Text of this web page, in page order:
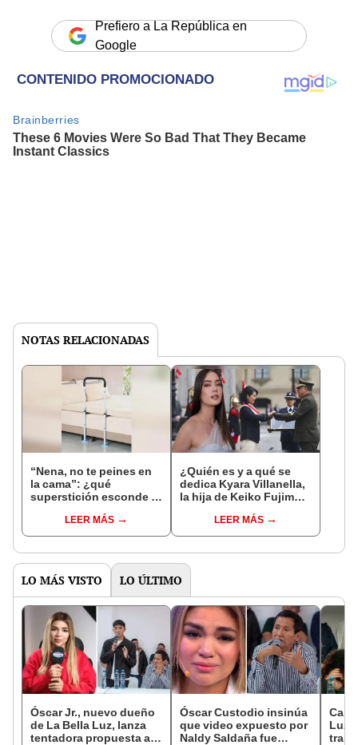
Prefiero a La República en
Google
NOTAS RELACIONADAS
“Nena, no te peines en
la cama”: ¿qué
superstición esconde la
Enanitos Verdes?
LEER MÁS
¿Quién es y a qué se
dedica Kyara Villanella,
la hija de Keiko Fujimori
nivel nacional?
LEER MÁS
LO MÁS VISTO LO ÚLTIMO
Óscar Jr., nuevo dueño
de La Bella Luz, lanza
tentadora propuesta a
Óscar Custodio insinúa
que video expuesto por
Naldy Saldaña fue
Luz
tras